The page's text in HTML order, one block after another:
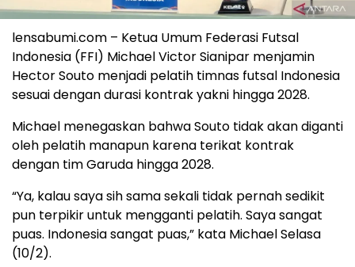
lensabumi.com – Ketua Umum Federasi Futsal
Indonesia (FFI) Michael Victor Sianipar menjamin
Hector Souto menjadi pelatih timnas futsal Indonesia
sesuai dengan durasi kontrak yakni hingga 2028.
Michael menegaskan bahwa Souto tidak akan diganti
oleh pelatih manapun karena terikat kontrak
dengan tim Garuda hingga 2028.
“Ya, kalau saya sih sama sekali tidak pernah sedikit
pun terpikir untuk mengganti pelatih. Saya sangat
puas. Indonesia sangat puas,” kata Michael Selasa
(10/2).